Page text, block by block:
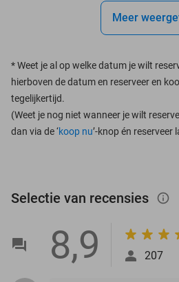
Meer
*Weet je al op welke datum je wilt
hierboven de datum en reserveer en
tegelijkertijd.
(Weet je nog niet wanneer je wilt
dan via de ‘koop nu’-knop én reserveer
Selectie van recensies info_outlined
8,9 207